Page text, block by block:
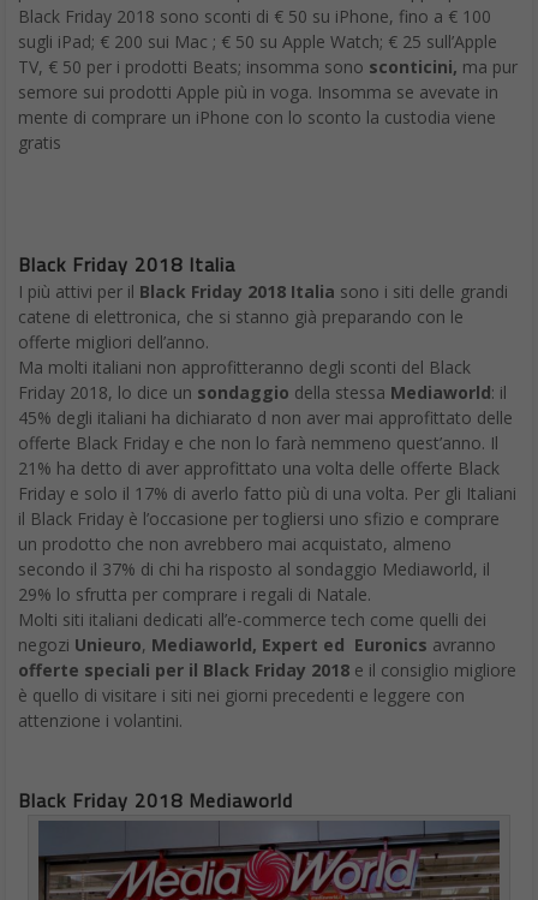
Black Friday 2018 sono sconti di € 50 su iPhone, fino a € 100
sugli iPad; € 200 sui Mac ; € 50 su Apple Watch; € 25 sull’Apple
TV, € 50 per i prodotti Beats; insomma sono sconticini, ma pur
semore sui prodotti Apple più in voga. Insomma se avevate in
mente di comprare un iPhone con lo sconto la custodia viene
gratis
Black Friday 2018 Italia
I più attivi per il Black Friday 2018 Italia sono i siti delle grandi
catene di elettronica, che si stanno già preparando con le
offerte migliori dell’anno.
Ma molti italiani non approfitteranno degli sconti del Black
Friday 2018, lo dice un sondaggio della stessa Mediaworld: il
45% degli italiani ha dichiarato d non aver mai approfittato delle
offerte Black Friday e che non lo farà nemmeno quest’anno. Il
21% ha detto di aver approfittato una volta delle offerte Black
Friday e solo il 17% di averlo fatto più di una volta. Per gli Italiani
il Black Friday è l’occasione per togliersi uno sfizio e comprare
un prodotto che non avrebbero mai acquistato, almeno
secondo il 37% di chi ha risposto al sondaggio Mediaworld, il
29% lo sfrutta per comprare i regali di Natale.
Molti siti italiani dedicati all’e-commerce tech come quelli dei
negozi Unieuro, Mediaworld, Expert ed Euronics avranno
offerte speciali per il Black Friday 2018 e il consiglio migliore
è quello di visitare i siti nei giorni precedenti e leggere con
attenzione i volantini.
Black Friday 2018 Mediaworld